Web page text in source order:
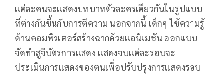
แต่ละคนจะแสดงบทบาทตัวละครเดียวกันในรูปแบบ
ที่ต่างกันขึ้นกับการตีความ นอกจากนี้ เด็กๆ ใช้ความรู้
ด้านคอมพิวเตอร์สร้างฉากด้วยแอนิเมชัน ออกแบบ
จัดทำสูจิบัตรการแสดง แสดงจบแต่ละรอบจะ
ประเมินการแสดงของตนเพื่อปรับปรุงการแสดงรอบ